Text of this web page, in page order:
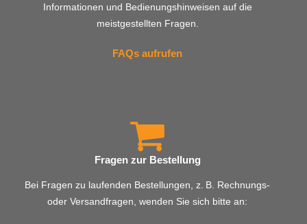
Informationen und Bedienungshinweisen auf die
meistgestellten Fragen.
FAQs aufrufen
Fragen zur Bestellung
Bei Fragen zu laufenden Bestellungen, z. B. Rechnungs-
oder Versandfragen, wenden Sie sich bitte an: